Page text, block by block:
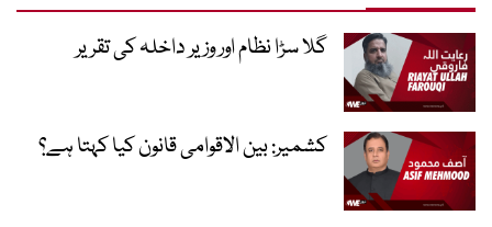
گلا سڑا نظام اور وزیر داخلہ کی تقریر
کشمیر: بین الاقوامی قانون کیا کہتا ہے؟